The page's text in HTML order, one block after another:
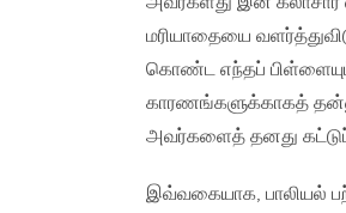
மரியாதையை
கொண்ட எந்தப்
காரணங்களுக்காகத்
அவர்களைத் தனது
இவ்வகையாக, பாலியல்